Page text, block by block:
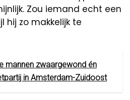
Zou iemand echt een
hij zo makkelijk te
mannen zwaargewond én
in Amsterdam-Zuidoost